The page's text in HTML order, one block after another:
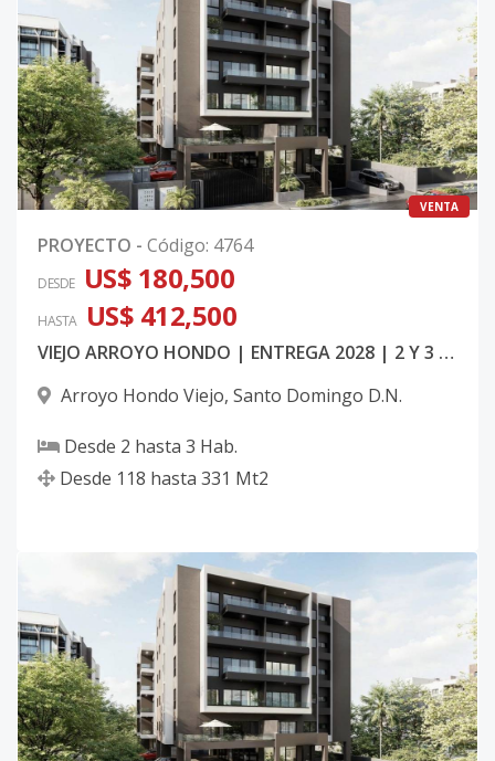
VENTA
PROYECTO - Código: 4764
DESDE US$ 180,500
HASTA US$ 412,500
VIEJO ARROYO HONDO | ENTREGA 2028 | 2 Y 3 HAB
Arroyo Hondo Viejo, Santo Domingo D.N.
Desde 2 hasta 3 Hab.
Desde 118 hasta 331 Mt2